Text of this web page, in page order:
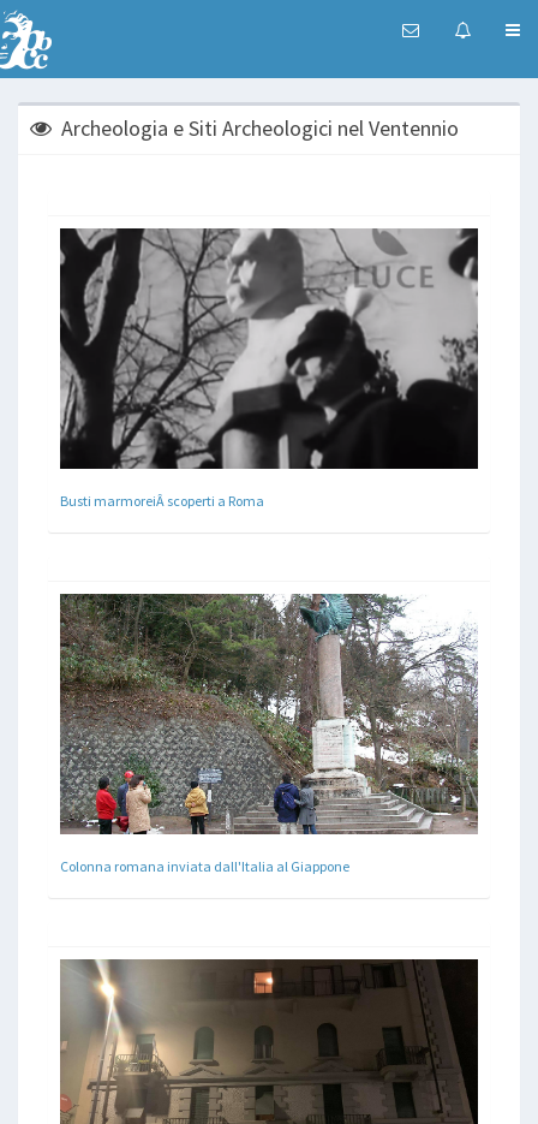
Archeologia e Siti Archeologici nel Ventennio
Busti marmoreiÂ scoperti a Roma
Colonna romana inviata dall'Italia al Giappone